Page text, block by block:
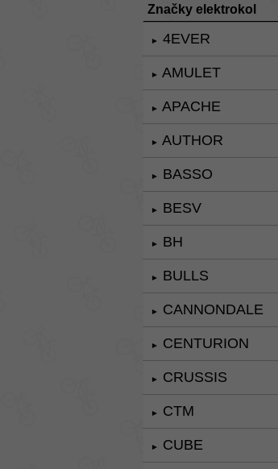
Značky elektrokol
► 4EVER
► AMULET
► APACHE
► AUTHOR
► BASSO
► BESV
► BH
► BULLS
► CANNONDALE
► CENTURION
► CRUSSIS
► CTM
► CUBE